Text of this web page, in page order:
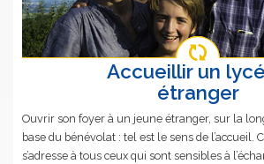
Accueillir un
étranger
Ouvrir son foyer à un jeune étranger, sur la
base du bénévolat : tel est le sens de l’accueil.
s’adresse à tous ceux qui sont sensibles à